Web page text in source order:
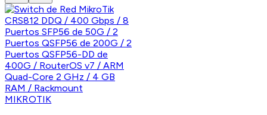
MIKROTIK